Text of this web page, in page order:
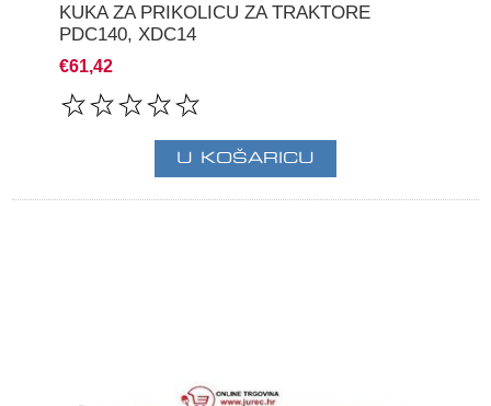
KUKA ZA PRIKOLICU ZA TRAKTORE
PDC140, XDC14
€61,42